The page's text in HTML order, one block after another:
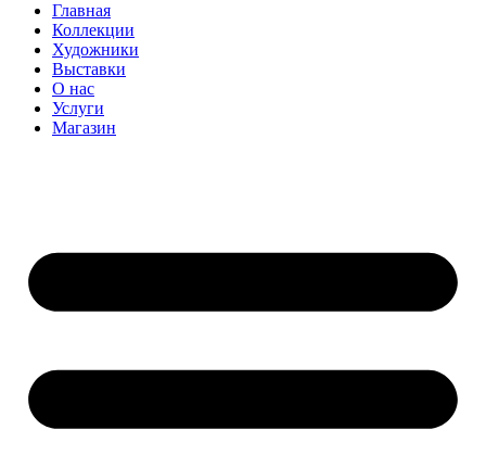
Главная
Коллекции
Художники
Выставки
О нас
Услуги
Магазин